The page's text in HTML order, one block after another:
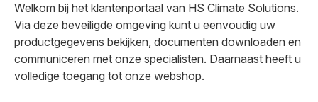
Welkom bij het klantenportaal van HS Climate Solutions.
Via deze beveiligde omgeving kunt u eenvoudig uw
productgegevens bekijken, documenten downloaden en
communiceren met onze specialisten. Daarnaast heeft u
volledige toegang tot onze webshop.